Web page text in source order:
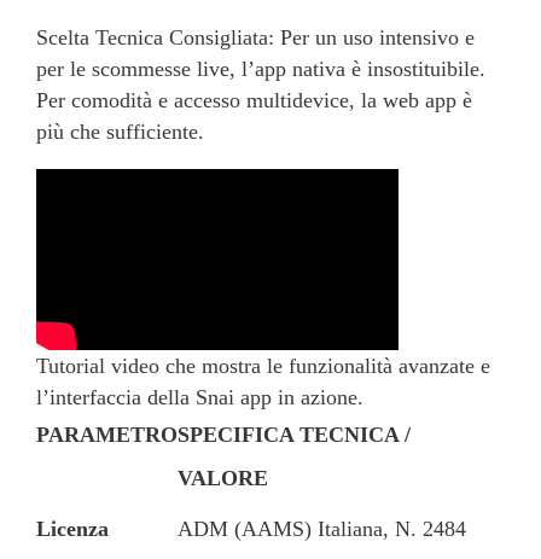
Scelta Tecnica Consigliata: Per un uso intensivo e
per le scommesse live, l’app nativa è insostituibile.
Per comodità e accesso multidevice, la web app è
più che sufficiente.
Tutorial video che mostra le funzionalità avanzate e
l’interfaccia della Snai app in azione.
PARAMETROSPECIFICA TECNICA /
VALORE
Licenza
ADM (AAMS) Italiana, N. 2484